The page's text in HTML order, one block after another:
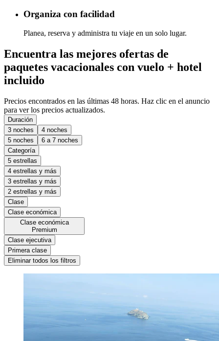
Organiza con facilidad
Planea, reserva y administra tu viaje en un solo lugar.
Encuentra las mejores ofertas de
paquetes vacacionales con vuelo + hotel
incluido
Precios encontrados en las últimas 48 horas. Haz clic en el anuncio
para ver los precios actualizados.
Duración
3 noches
4 noches
5 noches
6 a 7 noches
Categoría
5 estrellas
4 estrellas y más
3 estrellas y más
2 estrellas y más
Clase
Clase económica
Clase económica
Premium
Clase ejecutiva
Primera clase
Eliminar todos los filtros